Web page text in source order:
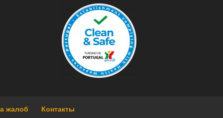
жалоб Контакты